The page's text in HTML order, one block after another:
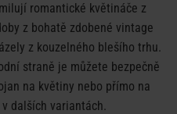
romantické květináče z
z bohatě zdobené vintage
z kouzelného blešího trhu.
straně je můžete bezpečně
na květiny nebo přímo na
dalších variantách.